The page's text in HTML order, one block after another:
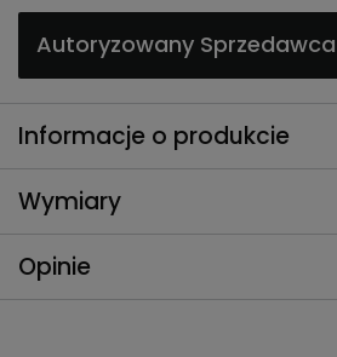
Autoryzowany Sprzedawca
Informacje o produkcie
Wymiary
Opinie